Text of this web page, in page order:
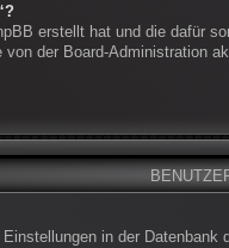
erstellt hat und die dafür
von der Board-Administration
in der